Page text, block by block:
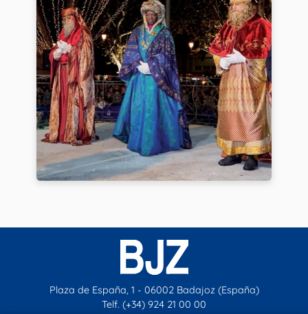
Plaza de España, 1 - 06002 Badajoz (España)
Telf. (+34) 924 21 00 00